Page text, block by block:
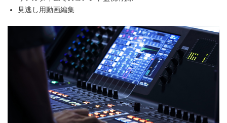
見逃し用動画編集